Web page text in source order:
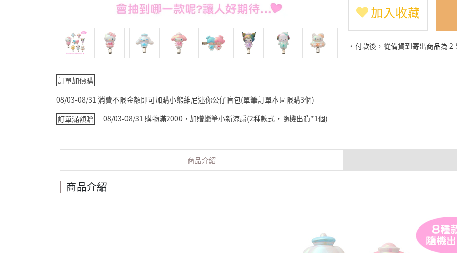
加入收藏
˙付款後，從備貨到寄出商品為
訂單加價購
08/03-08/31 消費不限金額即可加購小熊維尼迷你公仔盲包(單筆訂單本區限購3個)
訂單滿額贈
08/03-08/31 購物滿2000，加贈蠟筆小新涼扇(2種款式，隨機出貨*1個)
商品介紹
商品介紹